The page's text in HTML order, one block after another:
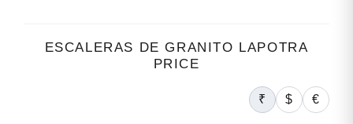
ESCALERAS DE GRANITO LAPOTRA
PRICE
₹ $ €